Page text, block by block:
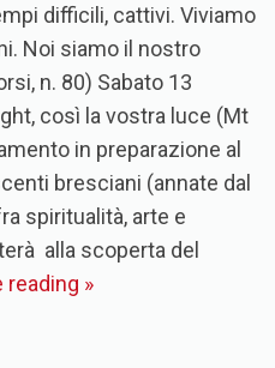
difficili, cattivi. Viviamo
Noi siamo il nostro
n. 80) Sabato 13
così la vostra luce (Mt
in preparazione al
bresciani (annate dal
spiritualità, arte e
alla scoperta del
reading »